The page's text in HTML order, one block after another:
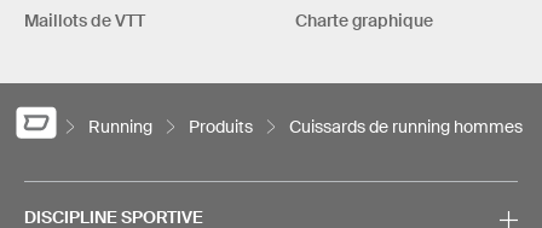
Maillots de VTT
Charte graphique
Running Produits Cuissards de running hommes
DISCIPLINE SPORTIVE